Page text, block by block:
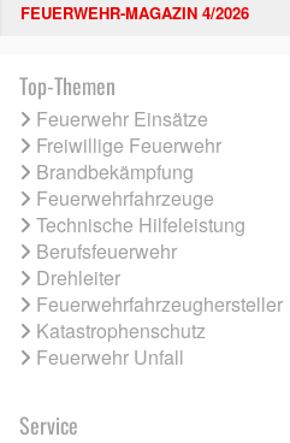
FEUERWEHR-MAGAZIN 4/2026
Top-Themen
Feuerwehr Einsätze
Freiwillige Feuerwehr
Brandbekämpfung
Feuerwehrfahrzeuge
Technische Hilfeleistung
Berufsfeuerwehr
Drehleiter
Feuerwehrfahrzeughersteller
Katastrophenschutz
Feuerwehr Unfall
Service